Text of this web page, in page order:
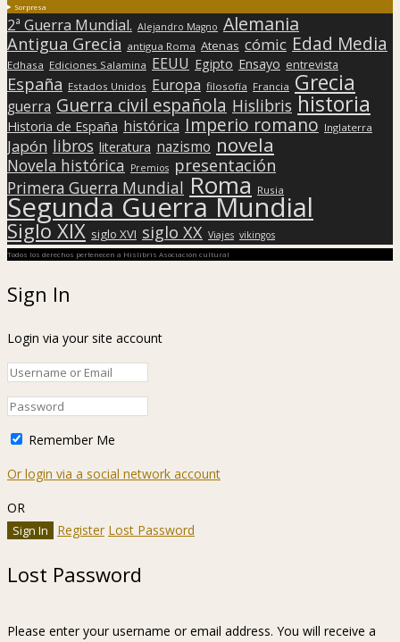
Sorpresa
2ª Guerra Mundial. Alejandro Magno Alemania
Antigua Grecia antigua Roma Atenas cómic Edad Media
Edhasa Ediciones Salamina EEUU Egipto Ensayo entrevista
España Estados Unidos Europa filosofía Francia Grecia
guerra Guerra civil española Hislibris historia
Historia de España histórica Imperio romano Inglaterra
Japón libros literatura nazismo novela
Novela histórica Premios presentación
Primera Guerra Mundial Roma Rusia
Segunda Guerra Mundial
Siglo XIX siglo XVI siglo XX Viajes vikingos
Todos los derechos pertenecen a Hislibris Asociación cultural
Sign In
Login via your site account
Remember Me
Or login via a social network account
OR
Register Lost Password
Lost Password
Please enter your username or email address. You will receive a